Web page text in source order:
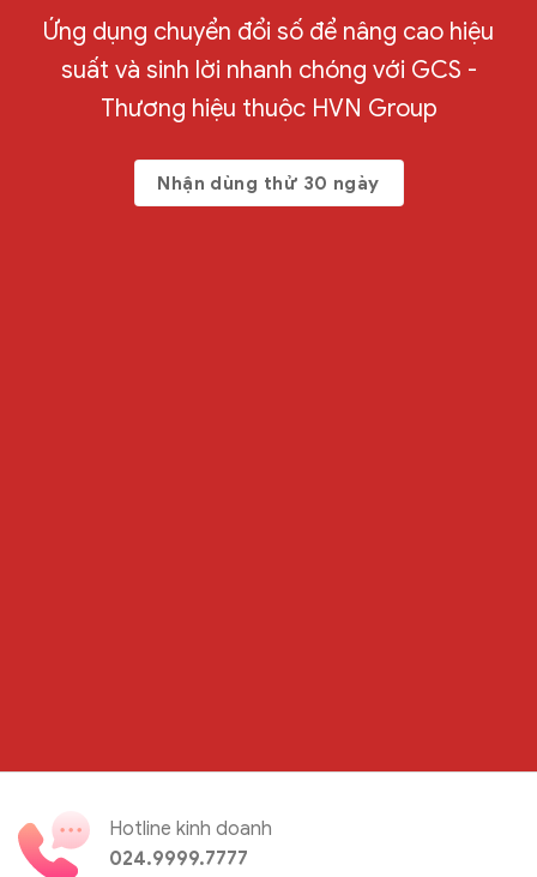
Ứng dụng chuyển đổi số để nâng cao hiệu
suất và sinh lời nhanh chóng với GCS -
Thương hiệu thuộc HVN Group
Nhận dùng thử 30 ngày
Hotline kinh doanh
024.9999.7777